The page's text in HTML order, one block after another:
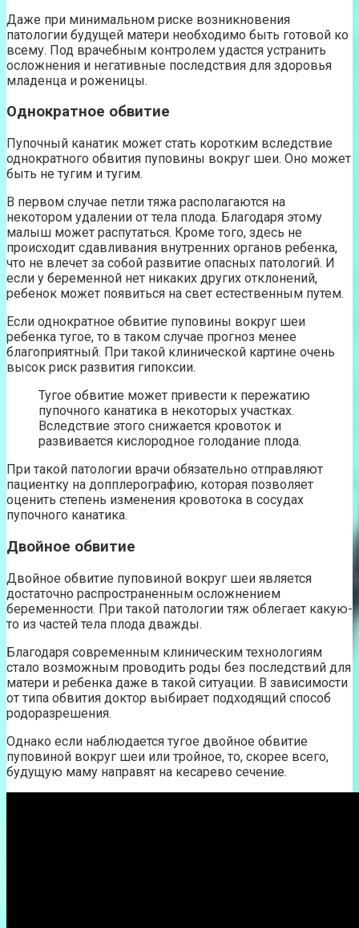
Даже при минимальном риске возникновения
патологии будущей матери необходимо быть готовой ко
всему. Под врачебным контролем удастся устранить
осложнения и негативные последствия для здоровья
младенца и роженицы.
Однократное обвитие
Пупочный канатик может стать коротким вследствие
однократного обвития пуповины вокруг шеи. Оно может
быть не тугим и тугим.
В первом случае петли тяжа располагаются на
некотором удалении от тела плода. Благодаря этому
малыш может распутаться. Кроме того, здесь не
происходит сдавливания внутренних органов ребенка,
что не влечет за собой развитие опасных патологий. И
если у беременной нет никаких других отклонений,
ребенок может появиться на свет естественным путем.
Если однократное обвитие пуповины вокруг шеи
ребенка тугое, то в таком случае прогноз менее
благоприятный. При такой клинической картине очень
высок риск развития гипоксии.
Тугое обвитие может привести к пережатию
пупочного канатика в некоторых участках.
Вследствие этого снижается кровоток и
развивается кислородное голодание плода.
При такой патологии врачи обязательно отправляют
пациентку на допплерографию, которая позволяет
оценить степень изменения кровотока в сосудах
пупочного канатика.
Двойное обвитие
Двойное обвитие пуповиной вокруг шеи является
достаточно распространенным осложнением
беременности. При такой патологии тяж облегает какую-
то из частей тела плода дважды.
Благодаря современным клиническим технологиям
стало возможным проводить роды без последствий для
матери и ребенка даже в такой ситуации. В зависимости
от типа обвития доктор выбирает подходящий способ
родоразрешения.
Однако если наблюдается тугое двойное обвитие
пуповиной вокруг шеи или тройное, то, скорее всего,
будущую маму направят на кесарево сечение.